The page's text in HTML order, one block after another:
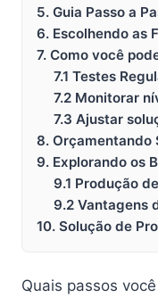
5. Guia Passo a
6. Escolhendo as
7. Como você
7.1 Testes
7.2 Monitorar
7.3 Ajustar
8. Orçamentando
9. Explorando os
9.1 Produção
9.2 Vantagens
10. Solução de
Quais passos